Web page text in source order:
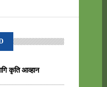
कृति आव्हान